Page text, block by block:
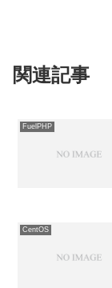
関連記事
FuelPHP
CentOS